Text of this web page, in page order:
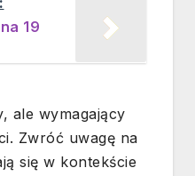
19
ale wymagający
Zwróć uwagę na
się w kontekście